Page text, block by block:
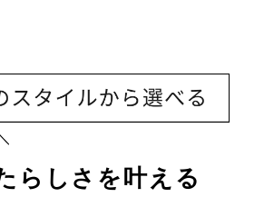
らしさを叶える